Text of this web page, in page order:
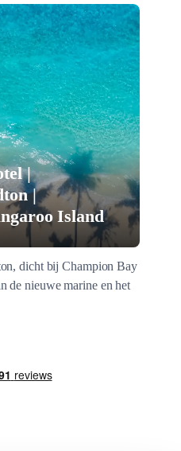
|
|
Island
dicht bij Champion Bay
de nieuwe marine en het